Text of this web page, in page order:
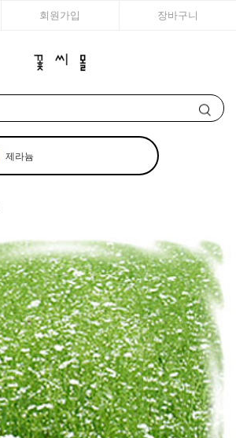
회원가입 장바구니
제라늄
리갈
모종
접시꽃
에키네시아
비올라